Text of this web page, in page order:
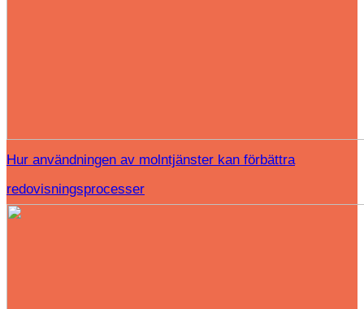
Hur användningen av molntjänster kan förbättra
redovisningsprocesser